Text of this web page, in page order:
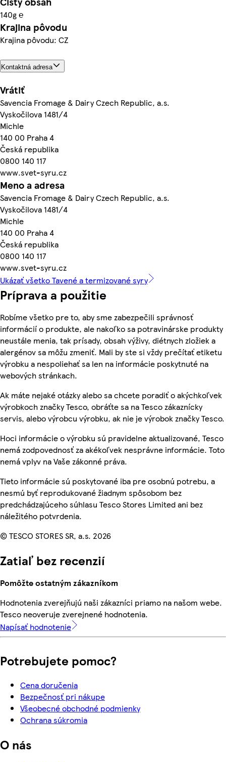
140g ℮
Krajina pôvodu
Krajina pôvodu: CZ
Kontaktná adresa
Vrátiť
Savencia Fromage & Dairy Czech Republic, a.s.
Vyskočilova 1481/4
Michle
140 00 Praha 4
Česká republika
0800 140 117
www.svet-syru.cz
Meno a adresa
Savencia Fromage & Dairy Czech Republic, a.s.
Vyskočilova 1481/4
Michle
140 00 Praha 4
Česká republika
0800 140 117
www.svet-syru.cz
Ukázať všetko Tavené a termizované syry
Príprava a použitie
Robíme všetko pre to, aby sme zabezpečili správnosť
informácií o produkte, ale nakoľko sa potravinárske produkty
neustále menia, tak prísady, obsah výživy, diétnych zložiek a
alergénov sa môžu zmeniť. Mali by ste si vždy prečítať etiketu
výrobku a nespoliehať sa len na informácie poskytnuté na
webových stránkach.
Ak máte nejaké otázky alebo sa chcete poradiť o akýchkoľvek
výrobkoch značky Tesco, obráťte sa na Tesco zákaznícky
servis, alebo výrobcu výrobku, ak nie je výrobok značky Tesco.
Hoci informácie o výrobku sú pravidelne aktualizované, Tesco
nemá zodpovednosť za akékoľvek nesprávne informácie. Toto
nemá vplyv na Vaše zákonné práva.
Tieto informácie sú poskytované iba pre osobnú potrebu, a
nesmú byť reprodukované žiadnym spôsobom bez
predchádzajúceho súhlasu Tesco Stores Limited ani bez
náležitého potvrdenia.
© TESCO STORES SR, a.s. 2026
Zatiaľ bez recenzií
Pomôžte ostatným zákazníkom
Hodnotenia zverejňujú naši zákazníci priamo na našom webe.
Tesco neoveruje zverejnené hodnotenia.
Napísať hodnotenie
Potrebujete pomoc?
Cena doručenia
Bezpečnosť pri nákupe
Všeobecné obchodné podmienky
Ochrana súkromia
O nás